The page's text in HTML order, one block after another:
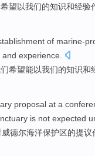
希望以我们的知识和经验
of marine-
and experience
希望能以我们的知识和
proposal at a
is not expected
威德尔海洋保护区的提议